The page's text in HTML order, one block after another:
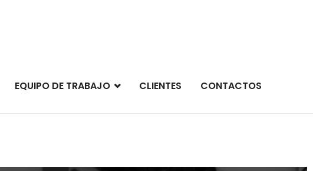
EQUIPO DE TRABAJO CLIENTES CONTACTOS